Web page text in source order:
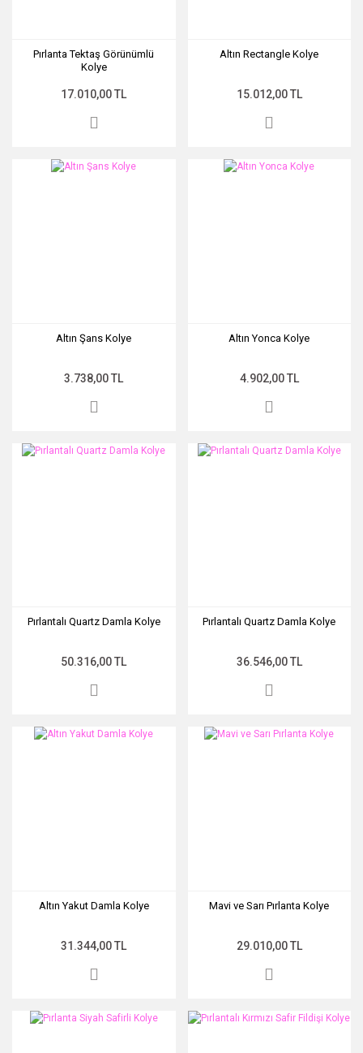
Pırlanta Tektaş Görünümlü
Kolye
17.010,00 TL
Altın Rectangle Kolye
15.012,00 TL
Altın Şans Kolye
3.738,00 TL
Altın Yonca Kolye
4.902,00 TL
Pırlantalı Quartz Damla Kolye
50.316,00 TL
Pırlantalı Quartz Damla Kolye
36.546,00 TL
Altın Yakut Damla Kolye
31.344,00 TL
Mavi ve Sarı Pırlanta Kolye
29.010,00 TL